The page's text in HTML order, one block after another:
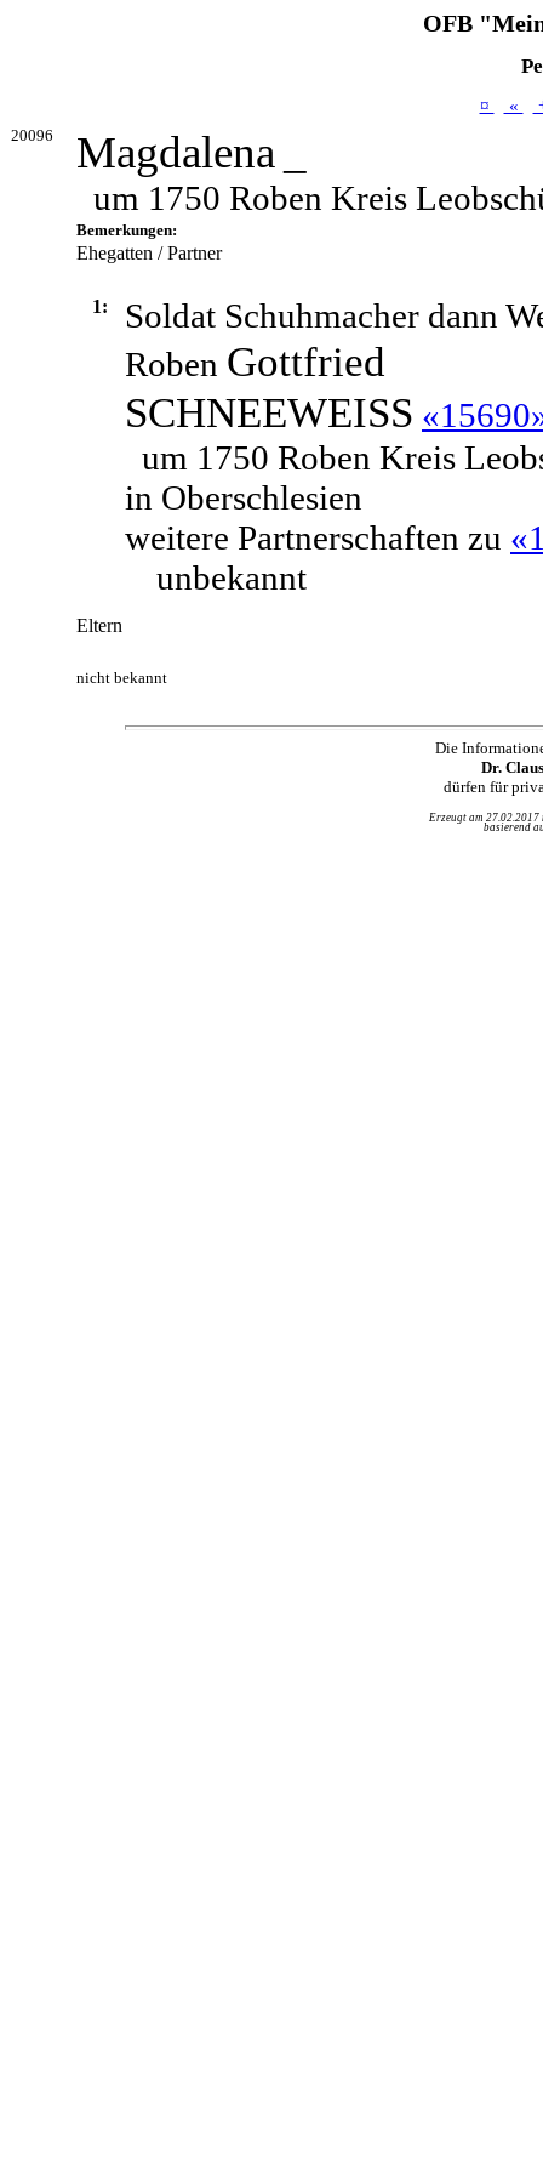
OFB
¤ «
20096 Magdalena
um 1750 Roben Kreis
Bemerkungen:
Ehegatten / Partner
1:
Soldat Schuhmacher dann
Roben Gottfried
SCHNEEWEISS
um 1750 Roben Kreis
in Oberschlesien
weitere Partnerschaften zu
unbekannt
Eltern
nicht bekannt
Die
Dr.
dürfen für
Erzeugt am
basierend